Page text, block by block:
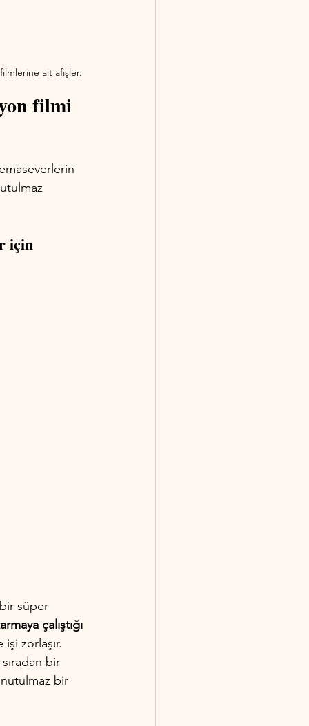
ait afişler.
filmi
için
süper
çalıştığı
zorlaşır.
bir
bir